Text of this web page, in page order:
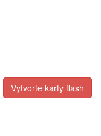
Vytvorte karty flash